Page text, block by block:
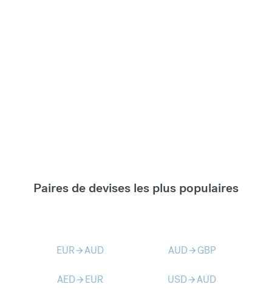
Paires de devises les plus populaires
EURarrow_forwardAUD AUDarrow_forward GBP
AEDarrow_forward EUR USDarrow_forwardAUD